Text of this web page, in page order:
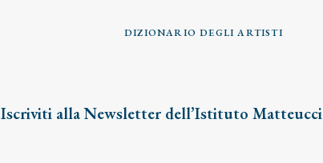
DIZIONARIO DEGLI ARTISTI
Iscriviti alla Newsletter dell’Istituto Matteucci